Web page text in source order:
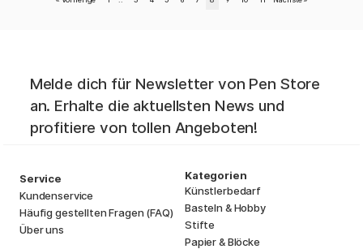
Melde dich für Newsletter von Pen Store
an. Erhalte die aktuellsten News und
profitiere von tollen Angeboten!
Service
Kundenservice
Häufig gestellten Fragen (FAQ)
Über uns
Kategorien
Künstlerbedarf
Basteln & Hobby
Stifte
Papier & Blöcke